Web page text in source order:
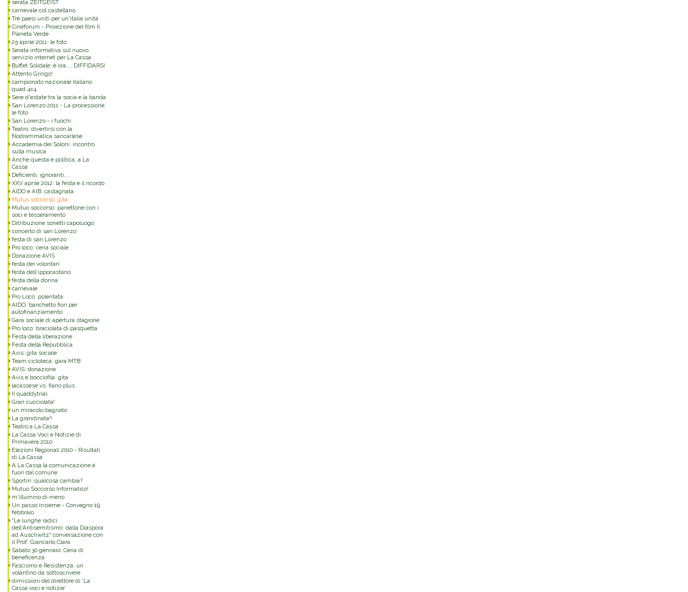
serata ZEITGEIST
carnevale col castellano
Tre paesi uniti per un'italia unita
Cineforum - Proiezione del film Il
Pianeta Verde
25 aprile 2011: le foto
Serata informativa sul nuovo
servizio internet per La Cassa
Buffet Solidale: è ora ... DIFFIDARSI
Attento Gringo!
campionato nazionale italiano
quad 4x4
Sere d'estate tra la socia e la banda
San Lorenzo 2011 - La processione,
le foto
San Lorenzo - i fuochi
Teatro: divertirsi con la
filodrammatica sancarlese
Accademia dei Soloni: incontro
sulla musica
Anche questa è politica, a La
Cassa
Deficienti, ignoranti,...
XXV aprile 2012: la festa e il ricordo
AIDO e AIB: castagnata
Mutuo soccorso: gita
Mutuo soccorso: panettone con i
soci e tesseramento
Ditribuzione sonetti capoluogo
concerto di san Lorenzo
festa di san Lorenzo
Pro loco: cena sociale
Donazione AVIS
festa dei volontari
festa dell'ippocastano
festa della donna
carnevale
Pro Loco: polentata
AIDO: banchetto fiori per
autofinanziamento
Gara sociale di apertura stagione
Pro loco: braciolata di pasquetta
Festa della liberazione
Festa della Repubblica
Avis: gita sociale
Team cicloteca: gara MTB
AVIS: donazione
Avis e bocciofila: gita
lacassese vs. fiano plus
II quaddytrial
Gran cucciolata!
un miracolo bagnato
La grandinata!!
Teatro a La Cassa
La Cassa Voci e Notizie di
Primavera 2010
Elezioni Regionali 2010 - Risultati
di La Cassa
A La Cassa la comunicazione è
fuori dal comune
Sportin: qualcosa cambia?
Mutuo Soccorso Informatico!
m'illumino di meno
Un passo insieme - Convegno 19
febbraio
"Le lunghe radici
dell'Antisemitismo: dalla Diaspora
ad Auschwitz" conversazione con
il Prof. Giancarlo Clara
Sabato 30 gennaio: Cena di
beneficenza
Fascismo e Resistenza: un
volantino da sottoscrivere
dimissioni del direttore di 'La
Cassa voci e notizie'